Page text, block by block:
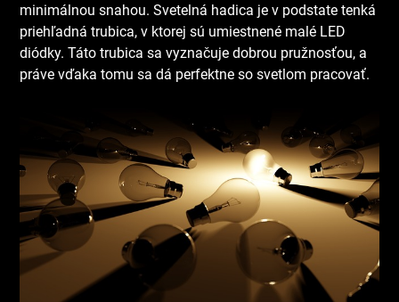
minimálnou snahou. Svetelná hadica je v podstate tenká
priehľadná trubica, v ktorej sú umiestnené malé LED
diódky. Táto trubica sa vyznačuje dobrou pružnosťou, a
práve vďaka tomu sa dá perfektne so svetlom pracovať.